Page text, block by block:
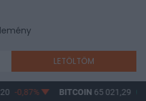
LETÖLTÖM
-0,87% BITCOIN 65 021,29